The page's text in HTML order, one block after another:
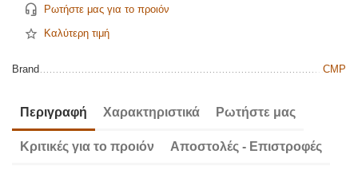
Ρωτήστε μας για το προιόν
Καλύτερη τιμή
Brand CMP
Περιγραφή Χαρακτηριστικά Ρωτήστε μας
Κριτικές για το προιόν Αποστολές - Επιστροφές